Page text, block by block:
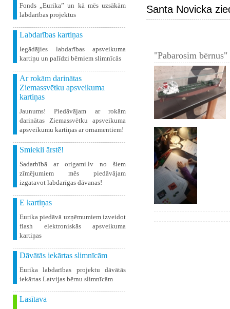
Fonds „Eurika” un kā mēs uzsākām
labdarības projektus
Labdarības kartiņas
Iegādājies labdarības apsveikuma
kartiņu un palīdzi bērniem slimnīcās
Ar rokām darinātas
Ziemassvētku apsveikuma
kartiņas
Jaunums! Piedāvājam ar rokām
darinātas Ziemassvētku apsveikuma
apsveikumu kartiņas ar ornamentiem!
Smiekli ārstē!
Sadarbībā ar origami.lv no šiem
zīmējumiem mēs piedāvājam
izgatavot labdarīgas dāvanas!
E kartiņas
Eurika piedāvā uzņēmumiem izveidot
flash elektroniskās apsveikuma
kartiņas
Dāvātās iekārtas slimnīcām
Eurika labdarības projektu dāvātās
iekārtas Latvijas bērnu slimnīcām
Lasītava
Santa Novicka
"Pabarosim